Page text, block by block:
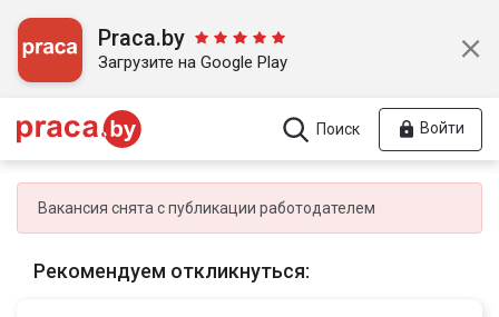
Praca.by
Загрузите на Google Play
Поиск Войти
Вакансия снята с публикации работодателем
Рекомендуем откликнуться: